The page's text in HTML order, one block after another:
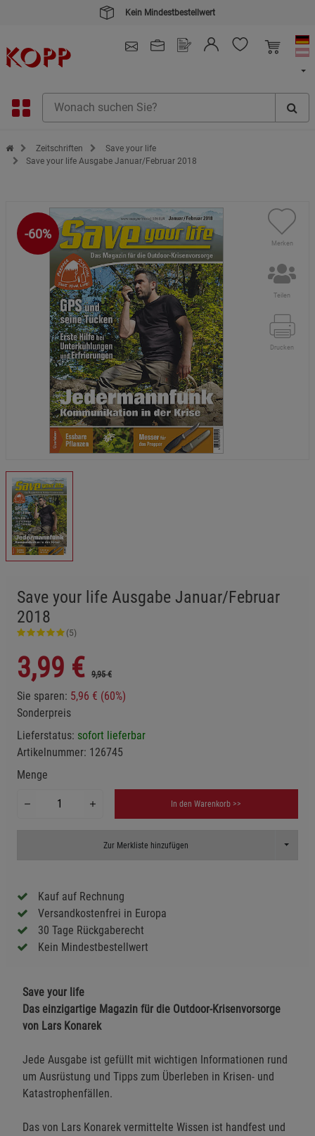
Kein Mindestbestellwert
Zur Startseite des Kopp Verlag Online-Shop
Zeitschriften
Save your life
Save your life Ausgabe Januar/Februar 2018
-60%
Merken
Teilen
Drucken
Save your life Ausgabe Januar/Februar
2018
(5)
3,99 € 9,95 €
Sie sparen: 5,96 € (60%)
Sonderpreis
Lieferstatus: sofort lieferbar
Artikelnummer: 126745
Menge
In den Warenkorb >>
Zur Merkliste hinzufügen Toggle
Kauf auf Rechnung
Versandkostenfrei in Europa
30 Tage Rückgaberecht
Kein Mindestbestellwert
Save your life
Das einzigartige Magazin für die Outdoor-Krisenvorsorge
von Lars Konarek
Jede Ausgabe ist gefüllt mit wichtigen Informationen rund
um Ausrüstung und Tipps zum Überleben in Krisen- und
Katastrophenfällen.
Das von Lars Konarek vermittelte Wissen ist handfest und